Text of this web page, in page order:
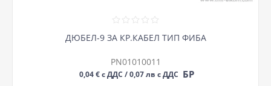
ДЮБЕЛ-9 ЗА КР.КАБЕЛ ТИП ФИБА
PN01010011
0,04 € с ДДС / 0,07 лв с ДДС БР